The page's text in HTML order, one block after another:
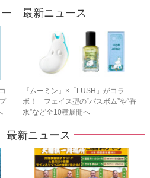
ー 最新ニュース
『ムーミン』×「LUSH」がコラ
ボ！ フェイス型の“バスボム”や“香
水”など全10種展開へ
新ニュース